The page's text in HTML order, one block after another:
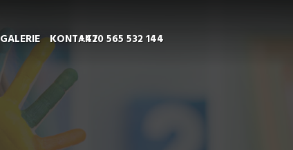
GALERIE KONTAKT+420 565 532 144